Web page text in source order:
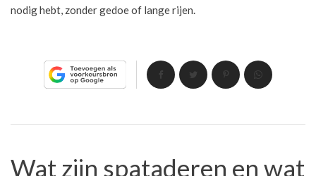
nodig hebt, zonder gedoe of lange rijen.
Wat zijn spataderen en wat